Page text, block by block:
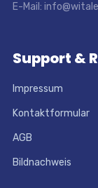
E-Mail:
Support &
Impressum
Kontaktformular
AGB
Bildnachweis